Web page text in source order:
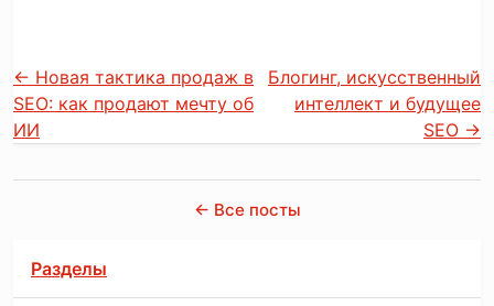
← Новая тактика продаж в
SEO: как продают мечту об
ИИ
Блогинг, искусственный
интеллект и будущее
SEO →
← Все посты
Разделы